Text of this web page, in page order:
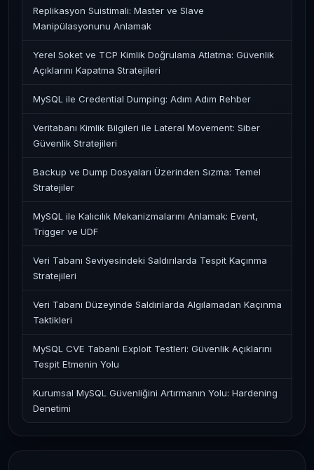
Replikasyon Suistimali: Master ve Slave
Manipülasyonunu Anlamak
Yerel Soket ve TCP Kimlik Doğrulama Atlatma: Güvenlik
Açıklarını Kapatma Stratejileri
MySQL ile Credential Dumping: Adım Adım Rehber
Veritabanı Kimlik Bilgileri ile Lateral Movement: Siber
Güvenlik Stratejileri
Backup ve Dump Dosyaları Üzerinden Sızma: Temel
Stratejiler
MySQL ile Kalıcılık Mekanizmalarını Anlamak: Event,
Trigger ve UDF
Veri Tabanı Seviyesindeki Saldırılarda Tespit Kaçınma
Stratejileri
Veri Tabanı Düzeyinde Saldırılarda Algılamadan Kaçınma
Taktikleri
MySQL CVE Tabanlı Exploit Testleri: Güvenlik Açıklarını
Tespit Etmenin Yolu
Kurumsal MySQL Güvenliğini Artırmanın Yolu: Hardening
Denetimi